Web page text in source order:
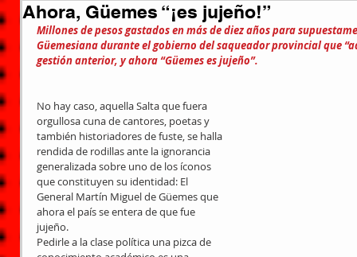
Ahora, Güemes “¡es jujeño!”
Millones de pesos gastados en más de diez años para
Güemesiana durante el gobierno del saqueador provincial que
gestión anterior, y ahora “Güemes es jujeño”.
No hay caso, aquella Salta que fuera
orgullosa cuna de cantores, poetas y
también historiadores de fuste, se halla
rendida de rodillas ante la ignorancia
generalizada sobre uno de los íconos
que constituyen su identidad: El
General Martín Miguel de Güemes que
ahora el país se entera de que fue
jujeño.
Pedirle a la clase política una pizca de